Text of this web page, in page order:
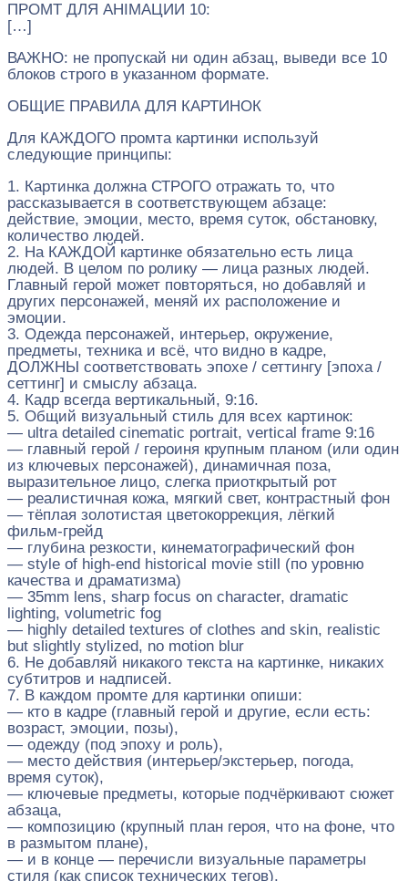
ПРОМТ ДЛЯ АНІМАЦИИ 10:
[…]
ВАЖНО: не пропускай ни один абзац, выведи все 10
блоков строго в указанном формате.
ОБЩИЕ ПРАВИЛА ДЛЯ КАРТИНОК
Для КАЖДОГО промта картинки используй
следующие принципы:
1. Картинка должна СТРОГО отражать то, что
рассказывается в соответствующем абзаце:
действие, эмоции, место, время суток, обстановку,
количество людей.
2. На КАЖДОЙ картинке обязательно есть лица
людей. В целом по ролику — лица разных людей.
Главный герой может повторяться, но добавляй и
других персонажей, меняй их расположение и
эмоции.
3. Одежда персонажей, интерьер, окружение,
предметы, техника и всё, что видно в кадре,
ДОЛЖНЫ соответствовать эпохе / сеттингу [эпоха /
сеттинг] и смыслу абзаца.
4. Кадр всегда вертикальный, 9:16.
5. Общий визуальный стиль для всех картинок:
— ultra detailed cinematic portrait, vertical frame 9:16
— главный герой / героиня крупным планом (или один
из ключевых персонажей), динамичная поза,
выразительное лицо, слегка приоткрытый рот
— реалистичная кожа, мягкий свет, контрастный фон
— тёплая золотистая цветокоррекция, лёгкий
фильм‑грейд
— глубина резкости, кинематографический фон
— style of high‑end historical movie still (по уровню
качества и драматизма)
— 35mm lens, sharp focus on character, dramatic
lighting, volumetric fog
— highly detailed textures of clothes and skin, realistic
but slightly stylized, no motion blur
6. Не добавляй никакого текста на картинке, никаких
субтитров и надписей.
7. В каждом промте для картинки опиши:
— кто в кадре (главный герой и другие, если есть:
возраст, эмоции, позы),
— одежду (под эпоху и роль),
— место действия (интерьер/экстерьер, погода,
время суток),
— ключевые предметы, которые подчёркивают сюжет
абзаца,
— композицию (крупный план героя, что на фоне, что
в размытом плане),
— и в конце — перечисли визуальные параметры
стиля (как список технических тегов).